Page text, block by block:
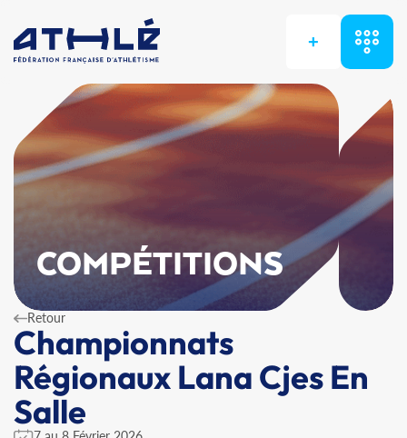
+
COMPÉTITIONS
Retour
Championnats
Régionaux Lana Cjes En
Salle